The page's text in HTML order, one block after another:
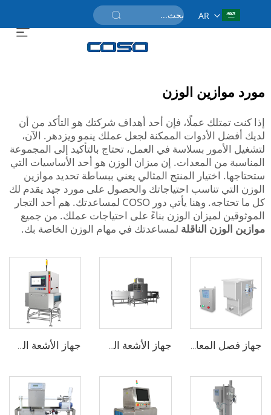
AR
مورد موازين الوزن
إذا كنت تمتلك عملًا، فإن أحد أهداف شركتك هو التأكد من أن
لديك أفضل الأدوات الممكنة لجعل عملك ينمو ويزدهر. الآن،
لتشغيل الأمور بسلاسة في العمل، تحتاج بالتأكيد إلى المجموعة
المناسبة من المعدات. إن ميزان الوزن هو أحد الأساسيات التي
ستحتاجها. اختيار المنتج المثالي يعني ببساطة تحديد موازين
الوزن التي تناسب احتياجاتك والحصول على مورد جيد يقدم لك
كل ما تحتاجه. وهنا يأتي دور COSO لمساعدتك. هم أحد التجار
الموثوقين لميزان الوزن بناءً على احتياجات عملك. من جميع
موازين الوزن الناقلة لمساعدتك في مهام الوزن الخاصة بك.
جهاز فصل المعادن PEC2005B3 جهاز الأشعة السينية لأوعية الزجاج ومنتجات التعبئة المعلبة جهاز الأشعة السينية للأغذية والمنتجات الكيميائية والصيدلانية